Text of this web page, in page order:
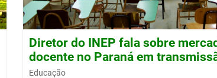
Diretor do INEP fala sobre
docente no Paraná em
Educação